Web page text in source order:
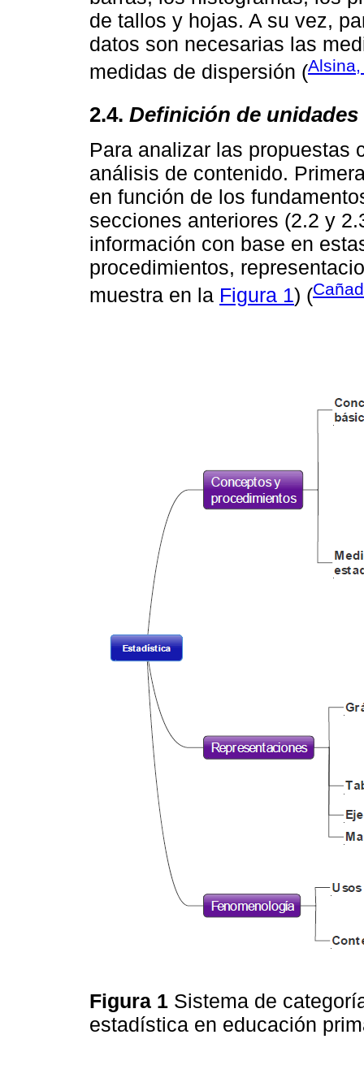
de tallos y hojas. A su vez,
datos son necesarias las
medidas de dispersión (
2.4. Definición de unidades
Para analizar las propuestas
análisis de contenido.
en función de los
secciones anteriores (2.2 y
información con base en
procedimientos,
muestra en la Figura 1) (
Figura 1 Sistema de
estadística en educación